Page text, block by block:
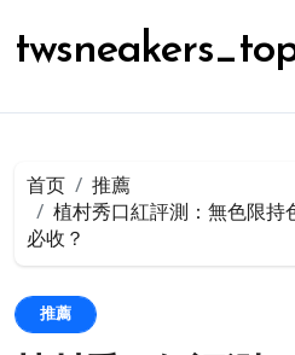
容
首页
推薦
植村秀口紅評測：無色限持
必收？
推薦